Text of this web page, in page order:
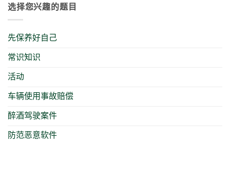
选择您兴趣的题目
先保养好自己
常识知识
活动
车辆使用事故赔偿
醉酒驾驶案件
防范恶意软件